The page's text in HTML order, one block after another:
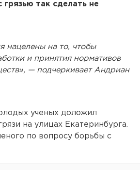
так сделать не
нацелены на то, чтобы
и принятия нормативов
— подчеркивает Андриан
ученых доложил
на улицах Екатеринбурга.
по вопросу борьбы с